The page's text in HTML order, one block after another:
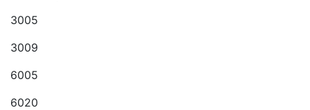
3005
3009
6005
6020